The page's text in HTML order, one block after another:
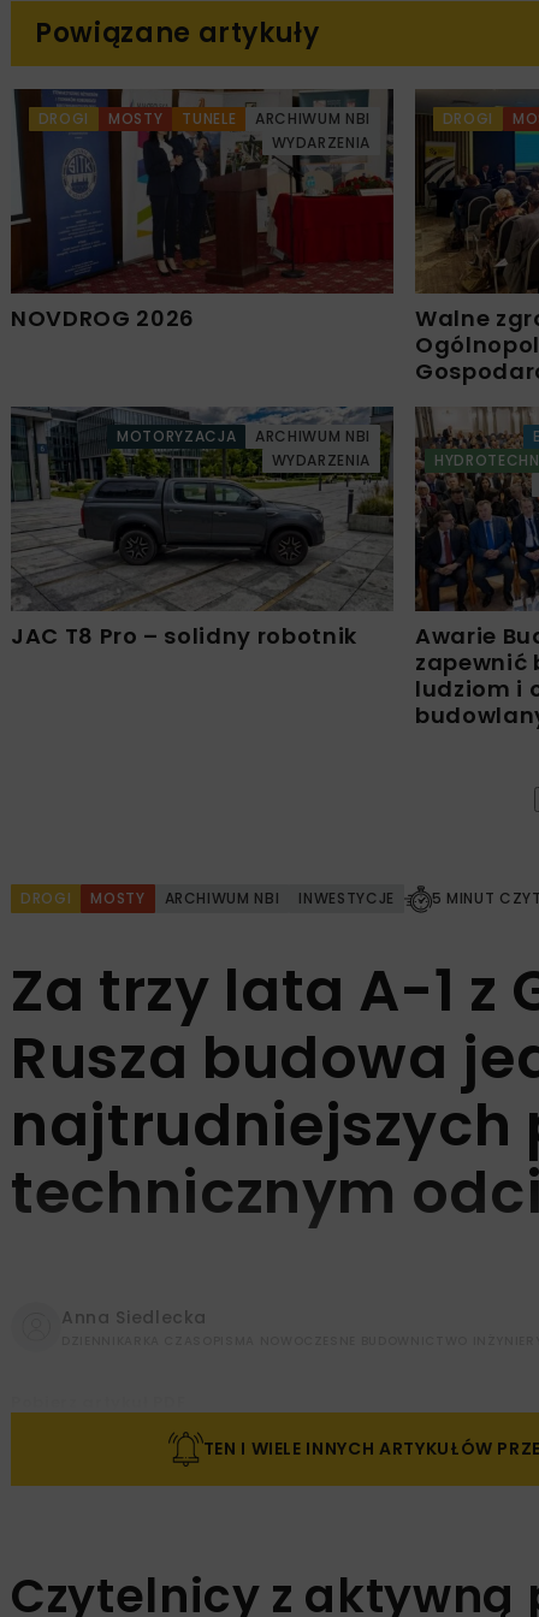
Powiązane artykuły
DROGI MOSTY TUNELE
ARCHIWUM NBI
WYDARZENIA
NOVDROG 2026
DROGI
Walne
MOTORYZACJA
ARCHIWUM NBI
WYDARZENIA
JAC T8 Pro – solidny robotnik
Awarie
zapewnić
ludziom i
DROGI MOSTY ARCHIWUM NBI INWESTYCJE 5 MINUT
Za trzy lata A-1 z
Rusza budowa
najtrudniejszych
technicznym
Anna Siedlecka
TEN I WIELE INNYCH ARTYKUŁÓW
Czytelnicy z